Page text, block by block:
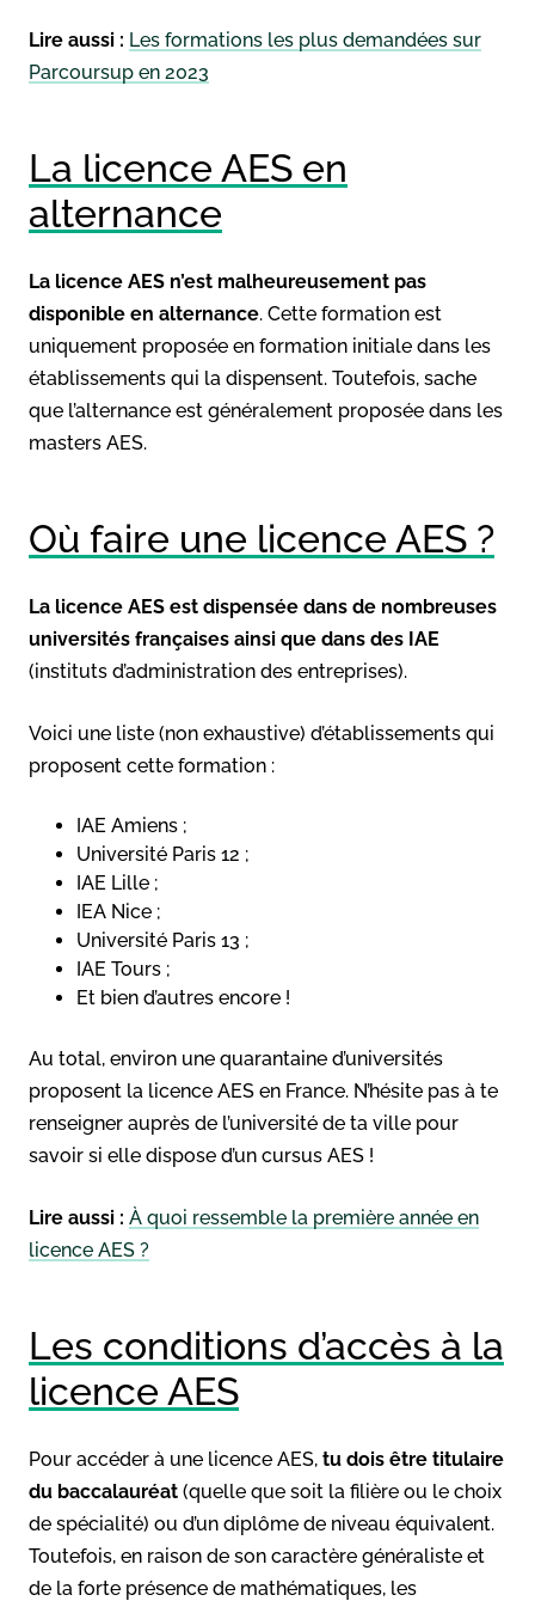
Lire aussi : Les formations les plus demandées sur
Parcoursup en 2023
La licence AES en
alternance
La licence AES n’est malheureusement pas
disponible en alternance. Cette formation est
uniquement proposée en formation initiale dans les
établissements qui la dispensent. Toutefois, sache
que l’alternance est généralement proposée dans les
masters AES.
Où faire une licence AES ?
La licence AES est dispensée dans de nombreuses
universités françaises ainsi que dans des IAE
(instituts d’administration des entreprises).
Voici une liste (non exhaustive) d’établissements qui
proposent cette formation :
IAE Amiens ;
Université Paris 12 ;
IAE Lille ;
IEA Nice ;
Université Paris 13 ;
IAE Tours ;
Et bien d’autres encore !
Au total, environ une quarantaine d’universités
proposent la licence AES en France. N’hésite pas à te
renseigner auprès de l’université de ta ville pour
savoir si elle dispose d’un cursus AES !
Lire aussi : À quoi ressemble la première année en
licence AES ?
Les conditions d’accès à la
licence AES
Pour accéder à une licence AES, tu dois être titulaire
du baccalauréat (quelle que soit la filière ou le choix
de spécialité) ou d’un diplôme de niveau équivalent.
Toutefois, en raison de son caractère généraliste et
de la forte présence de mathématiques, les